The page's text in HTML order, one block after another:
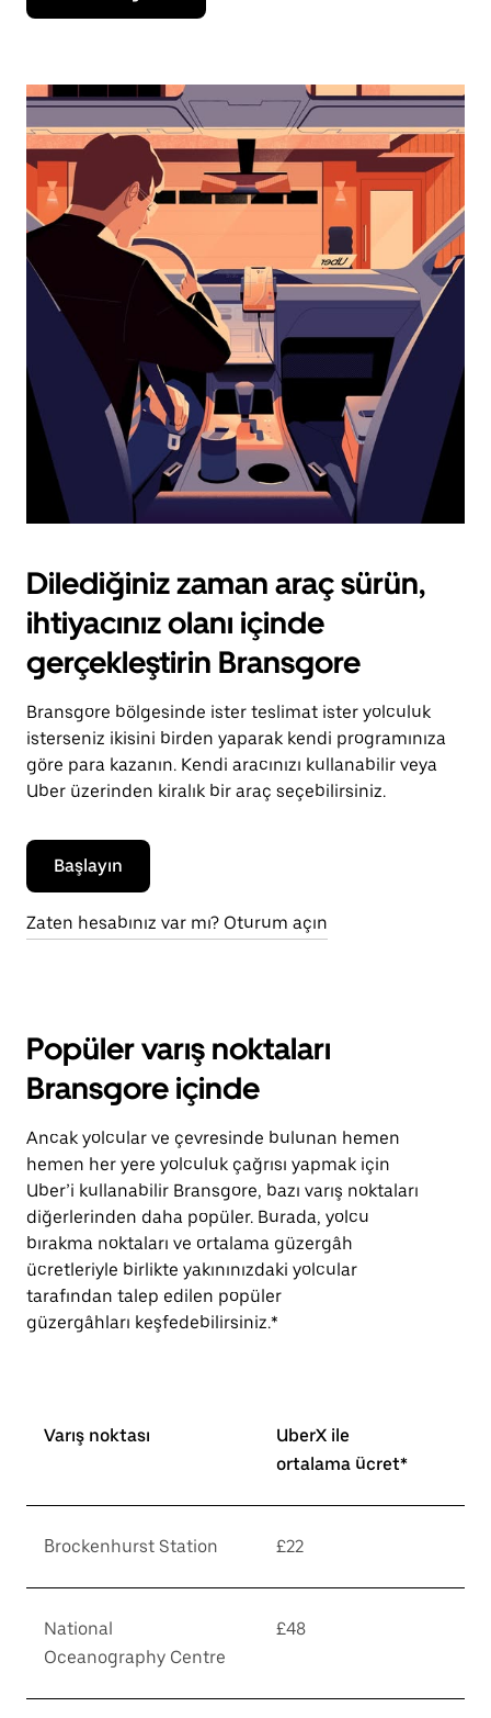
geçmek
seçmek
aşağı
ok
tuşuna
basın.
Takvimi
kapatmak
için
escape
tuşuna
basın.
Dilediğiniz zaman araç sürün,
ihtiyacınız olanı içinde
gerçekleştirin Bransgore
Bransgore bölgesinde ister teslimat ister yolculuk
isterseniz ikisini birden yaparak kendi programınıza
göre para kazanın. Kendi aracınızı kullanabilir veya
Uber üzerinden kiralık bir araç seçebilirsiniz.
Başlayın
Zaten hesabınız var mı? Oturum açın
Popüler varış noktaları
Bransgore içinde
Ancak yolcular ve çevresinde bulunan hemen
hemen her yere yolculuk çağrısı yapmak için
Uber’i kullanabilir Bransgore, bazı varış noktaları
diğerlerinden daha popüler. Burada, yolcu
bırakma noktaları ve ortalama güzergâh
ücretleriyle birlikte yakınınızdaki yolcular
tarafından talep edilen popüler
güzergâhları keşfedebilirsiniz.*
Varış noktası
UberX ile
ortalama ücret*
Brockenhurst Station £22
National
Oceanography Centre
£48